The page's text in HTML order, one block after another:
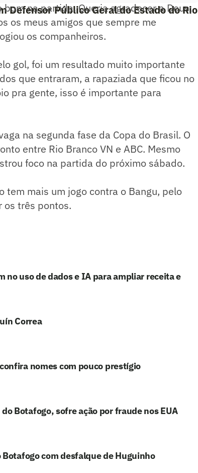
Defensor Público Geral do Estado do Rio
na partida. Queria agradecer a Deus,
os meus amigos que sempre me
os companheiros.
gol, foi um resultado muito importante
que entraram, a rapaziada que ficou no
pra gente, isso é importante para
na segunda fase da Copa do Brasil. O
entre Rio Branco VN e ABC. Mesmo
foco na partida do próximo sábado.
tem mais um jogo contra o Bangu, pelo
os três pontos.
no uso de dados e IA para ampliar receita e
Correa
nomes com pouco prestígio
Botafogo, sofre ação por fraude nos EUA
com desfalque de Huguinho